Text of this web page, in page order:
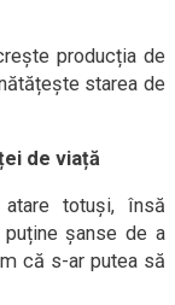
producția de
starea de
de viață
totuși, însă
șanse de a
că s-ar putea să